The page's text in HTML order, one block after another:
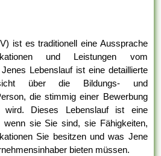
ist es traditionell eine Aussprache
und Leistungen vom
Lebenslauf ist eine detaillierte
über die Bildungs- und
die stimmig einer Bewerbung
wird. Dieses Lebenslauf ist eine
wenn sie Sie sind, sie Fähigkeiten,
Sie besitzen und was Jene
bieten müssen.